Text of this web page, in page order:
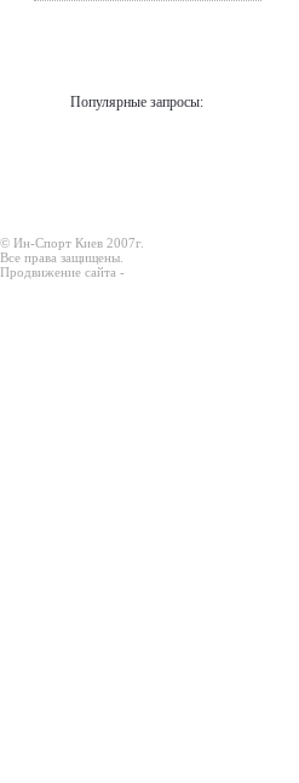
Популярные запросы:
© Ин-Спорт Киев 2007г.
Все права защищены.
Продвижение сайта -